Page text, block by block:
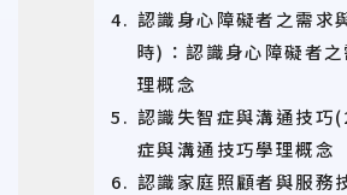
認識身心障礙者之需求
時)：認識身心障礙者
理概念
認識失智症與溝通技巧
症與溝通技巧學理概念
認識家庭照顧者與服務